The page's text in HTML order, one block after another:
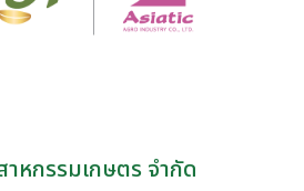
หกรรมเกษตร จำกัด